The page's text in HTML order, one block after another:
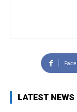
LATEST NEWS